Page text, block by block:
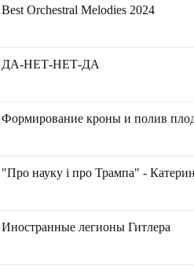
Best Orchestral Melodies 2024
ДА-НЕТ-НЕТ-ДА
Формирование кроны и полив
"Про науку і про Трампа" -
Иностранные легионы Гитлера